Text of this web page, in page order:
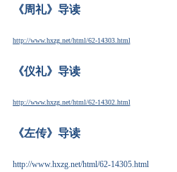
《周礼》导读
http://www.hxzg.net/html/62-14303.html
《仪礼》导读
http://www.hxzg.net/html/62-14302.html
《左传》导读
http://www.hxzg.net/html/62-14305.html